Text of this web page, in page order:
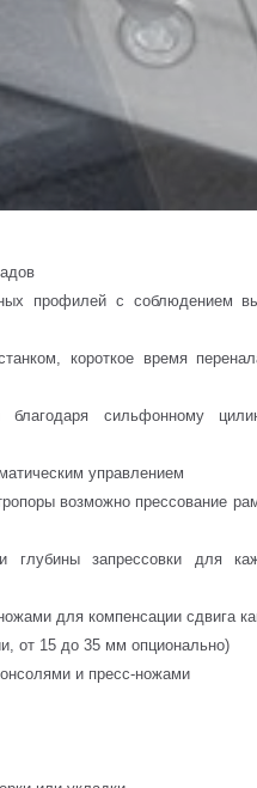
профилей с соблюдением
короткое время
благодаря сильфонному
управлением
возможно прессование
глубины запрессовки для
для компенсации сдвига
от 15 до 35 мм опционально)
и пресс-ножами